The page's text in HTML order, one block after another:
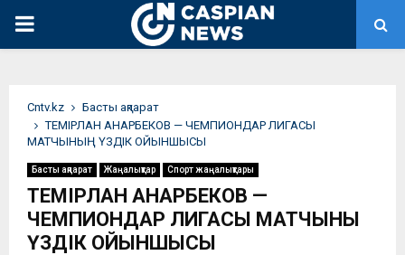
PRIMARY
Сntv.kz
Басты ақпарат
ТЕМІРЛАН АНАРБЕКОВ — ЧЕМПИОНДАР ЛИГАСЫ
МАТЧЫНЫҢ ҮЗДІК ОЙЫНШЫСЫ
Басты ақпарат Жаңалықтар Спорт жаңалықтары
ТЕМІРЛАН АНАРБЕКОВ —
ЧЕМПИОНДАР ЛИГАСЫ МАТЧЫНЫҢ
ҮЗДІК ОЙЫНШЫСЫ